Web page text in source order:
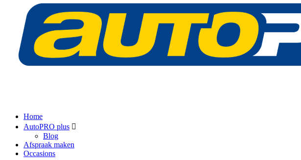
Home
AutoPRO plus
Blog
Afspraak maken
Occasions